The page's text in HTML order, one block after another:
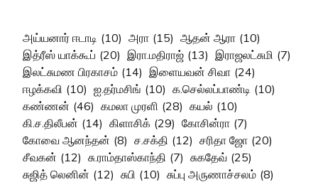
அய்யனார் ஈடாடி (10) அரா (15) ஆதன் ஆரா (10)
இத்ரீஸ் யாக்கூப் (20) இரா.மதிராஜ் (13) இராஜலட்சுமி (7)
இலட்சுமண பிரகாசம் (14) இளையவன் சிவா (24)
ஈழக்கவி (10) ஐ.தர்மசிங் (10) க.செல்லப்பாண்டி (10)
கண்ணன் (46) கமலா முரளி (28) கயல் (10)
கி.ச.திலீபன் (14) கிளாசிக் (29) கோசின்ரா (7)
கோவை ஆனந்தன் (8) ச.சக்தி (12) சரிதா ஜோ (20)
சீவகன் (12) சு.ராம்தாஸ்காந்தி (7) சுகதேவ் (25)
சுஜித் லெனின் (12) சுபி (10) சுப்பு அருணாச்சலம் (8)